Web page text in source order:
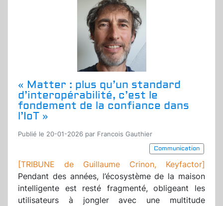
« Matter : plus qu’un standard
d’interopérabilité, c’est le
fondement de la confiance dans
l’IoT »
Publié le 20-01-2026 par Francois Gauthier
Communication
[TRIBUNE de Guillaume Crinon, Keyfactor]
Pendant des années, l’écosystème de la maison
intelligente est resté fragmenté, obligeant les
utilisateurs à jongler avec une multitude